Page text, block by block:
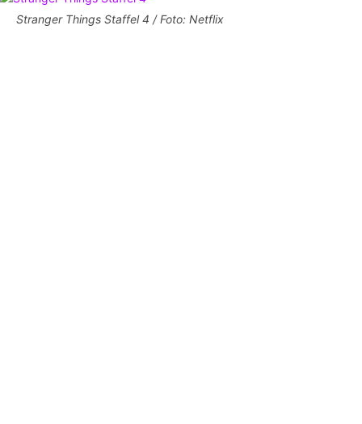
Stranger Things Staffel 4 / Foto: Netflix